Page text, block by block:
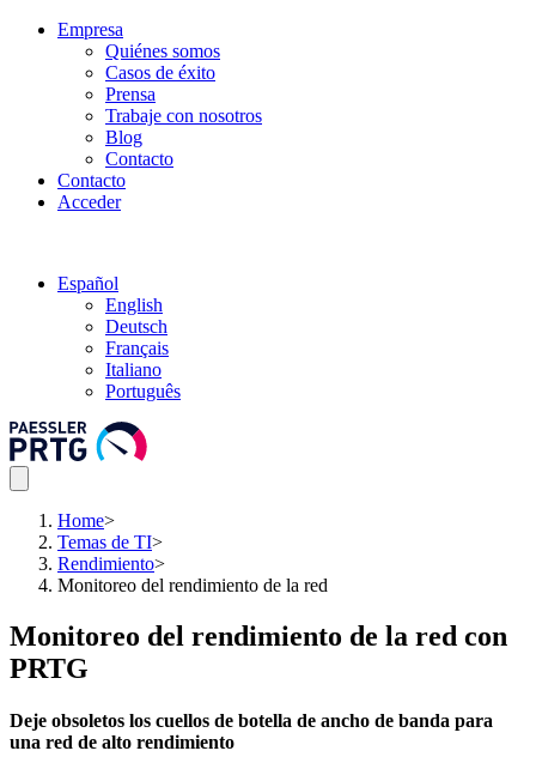
Empresa
Quiénes somos
Casos de éxito
Prensa
Trabaje con nosotros
Blog
Contacto
Contacto
Acceder
Español
English
Deutsch
Français
Italiano
Português
Home>
Temas de TI>
Rendimiento>
Monitoreo del rendimiento de la red
Monitoreo del rendimiento de la red con
PRTG
Deje obsoletos los cuellos de botella de ancho de banda para
una red de alto rendimiento